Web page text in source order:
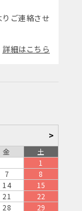
ご連絡させ
詳細はこちら
>
金
土
1
7
8
14
15
21
22
28
29